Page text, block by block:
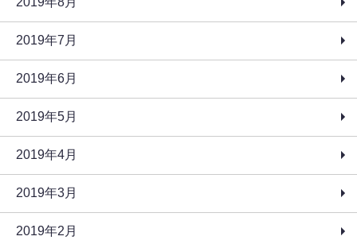
2019年7月
2019年6月
2019年5月
2019年4月
2019年3月
2019年2月